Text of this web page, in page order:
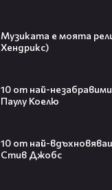
Музиката е моята
Хендрикс)
10 от най-
Паулу Коелю
10 от най-
Стив Джобс
Топ 5 игри, които
усещането за
Световното
футбол заедно с